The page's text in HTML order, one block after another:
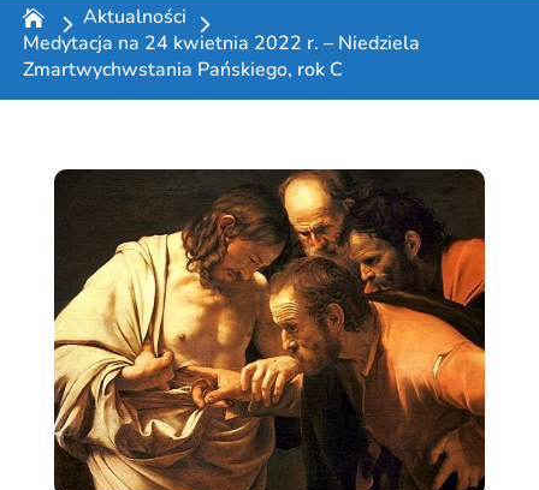
Aktualności
Medytacja na 24 kwietnia 2022 r. – Niedziela
Zmartwychwstania Pańskiego, rok C